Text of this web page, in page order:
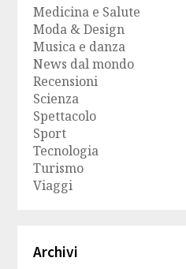
Medicina e Salute
Moda & Design
Musica e danza
News dal mondo
Recensioni
Scienza
Spettacolo
Sport
Tecnologia
Turismo
Viaggi
Archivi